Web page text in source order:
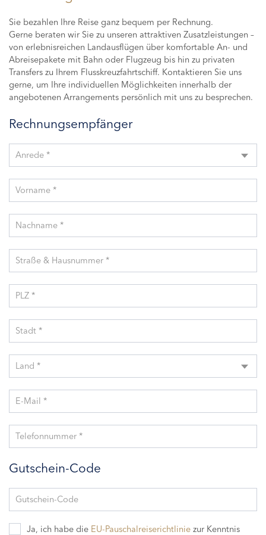
Sie bezahlen Ihre Reise ganz bequem per Rechnung.
Gerne beraten wir Sie zu unseren attraktiven Zusatzleistungen –
von erlebnisreichen Landausflügen über komfortable An- und
Abreisepakete mit Bahn oder Flugzeug bis hin zu privaten
Transfers zu Ihrem Flusskreuzfahrtschiff. Kontaktieren Sie uns
gerne, um Ihre individuellen Möglichkeiten innerhalb der
angebotenen Arrangements persönlich mit uns zu besprechen.
Rechnungsempfänger
Anrede *
Vorname *
Nachname *
Straße & Hausnummer *
PLZ *
Stadt *
Land *
E-Mail *
Telefonnummer *
Gutschein-Code
Gutschein-Code
Ja, ich habe die EU-Pauschalreiserichtlinie zur Kenntnis